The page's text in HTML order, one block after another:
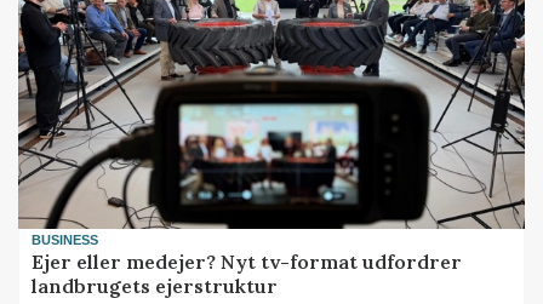
BUSINESS
Ejer eller medejer? Nyt tv-format udfordrer
landbrugets ejerstruktur